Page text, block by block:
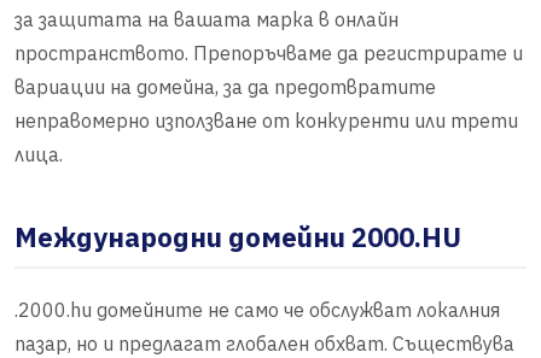
за защитата на вашата марка в онлайн
пространството. Препоръчваме да регистрирате и
вариации на домейна, за да предотвратите
неправомерно използване от конкуренти или трети
лица.
Международни домейни 2000.HU
.2000.hu домейните не само че обслужват локалния
пазар, но и предлагат глобален обхват. Съществува